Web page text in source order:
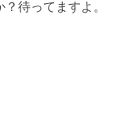
待ってますよ。